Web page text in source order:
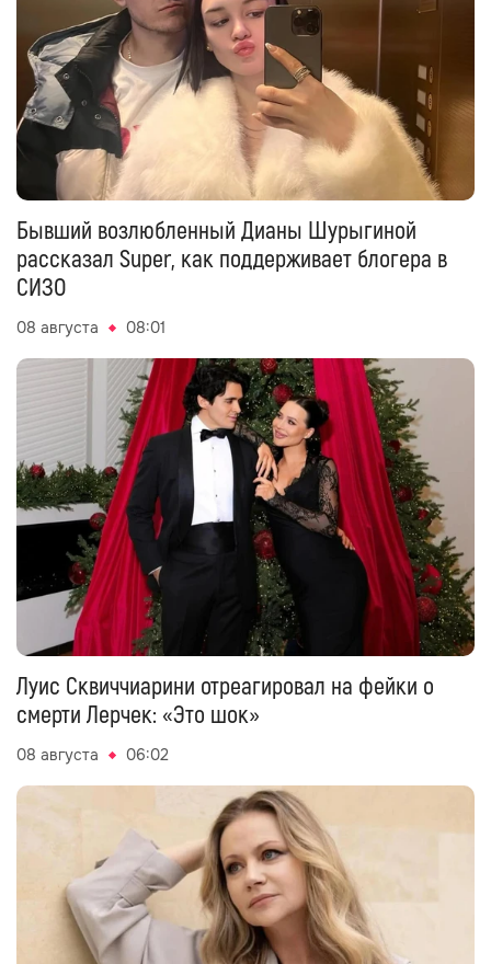
Бывший возлюбленный Дианы Шурыгиной
рассказал Super, как поддерживает блогера в
СИЗО
08 августа 08:01
Луис Сквиччиарини отреагировал на фейки о
смерти Лерчек: «Это шок»
08 августа 06:02